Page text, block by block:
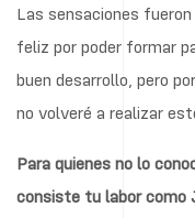
Las sensaciones
feliz por poder formar
buen desarrollo, pero
no volveré a realizar
Para quienes no lo
consiste tu labor como